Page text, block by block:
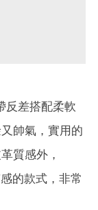
反差搭配柔軟
帥氣，實用的
質感外，
的款式，非常